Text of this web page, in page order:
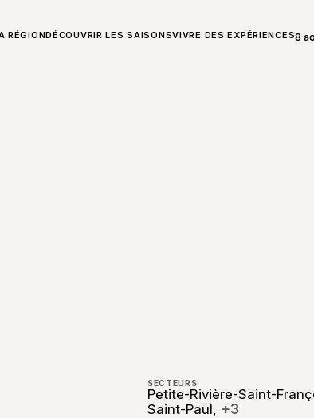
RÉGIONDÉCOUVRIR LES SAISONSVIVRE DES EXPÉRIENCES8
SECTEURS
Petite-Rivière-Saint-
Saint-Paul, +3